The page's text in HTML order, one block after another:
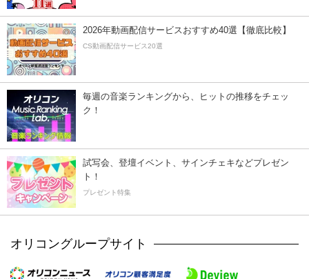
2026年動画配信サービスおすすめ40選【徹底比較】
CS動画配信サービス20選
毎週の音楽ランキングから、ヒットの推移をチェッ
ク！
試写会、登壇イベント、サインチェキなどプレゼン
ト！
プレゼント特集
オリコングループサイト